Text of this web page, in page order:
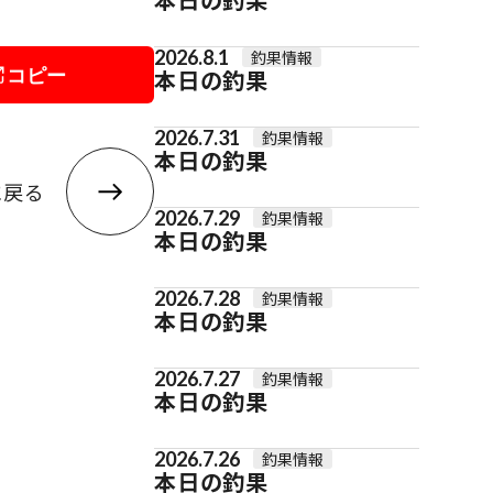
コピー
る
2026.8.1 釣果情報
本日の釣果
2026.7.31 釣果情報
本日の釣果
2026.7.29 釣果情報
本日の釣果
2026.7.28 釣果情報
本日の釣果
2026.7.27 釣果情報
本日の釣果
2026.7.26 釣果情報
本日の釣果